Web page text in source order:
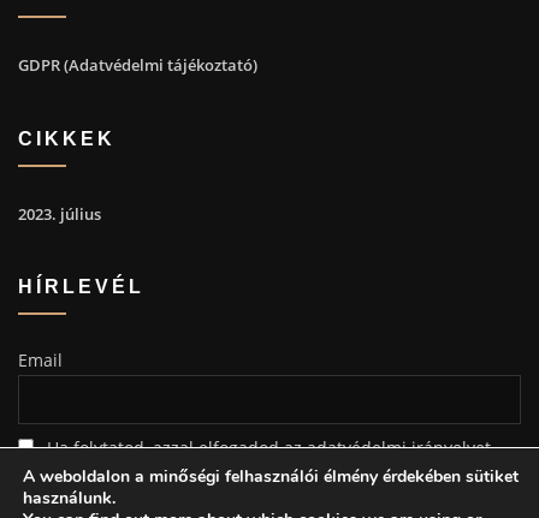
GDPR (Adatvédelmi tájékoztató)
CIKKEK
2023. július
HÍRLEVÉL
Email
Ha folytatod, azzal elfogadod az adatvédelmi irányelvet
A weboldalon a minőségi felhasználói élmény érdekében sütiket
használunk.